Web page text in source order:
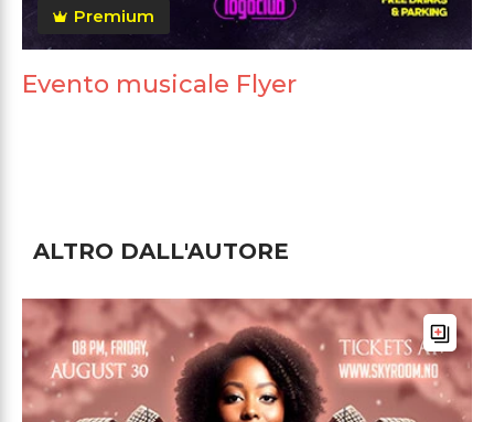
Premium
Evento musicale Flyer
ALTRO DALL'AUTORE